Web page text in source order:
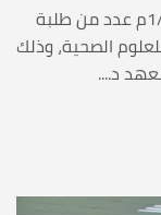
زار الجمعية اليوم الأحد الموافق 1/3/2020م عدد من طلبة
الصحية، وذلك
د....